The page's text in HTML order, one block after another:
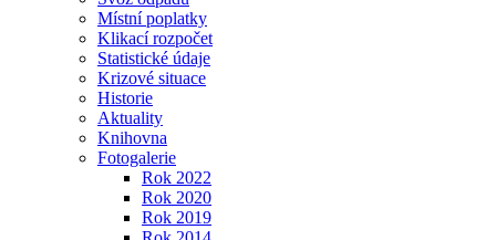
Místní poplatky
Klikací rozpočet
Statistické údaje
Krizové situace
Historie
Aktuality
Knihovna
Fotogalerie
Rok 2022
Rok 2020
Rok 2019